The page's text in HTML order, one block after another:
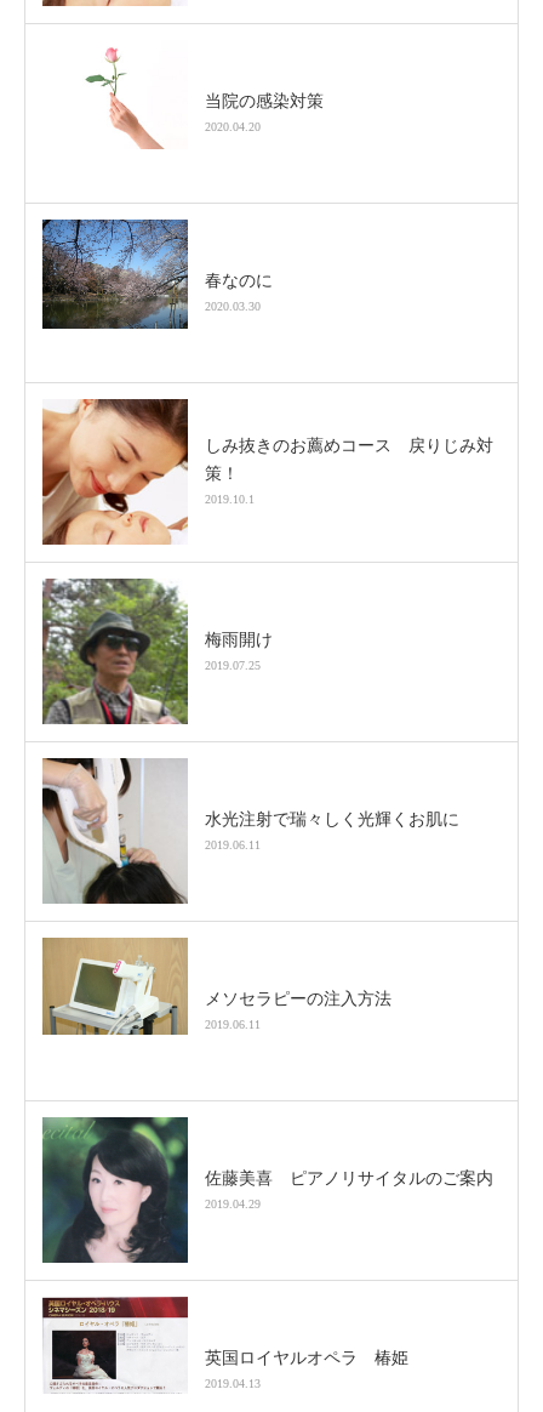
当院の感染対策
2020.04.20
春なのに
2020.03.30
しみ抜きのお薦めコース 戻りじみ対
策！
2019.10.1
梅雨開け
2019.07.25
水光注射で瑞々しく光輝くお肌に
2019.06.11
メソセラピーの注入方法
2019.06.11
佐藤美喜 ピアノリサイタルのご案内
2019.04.29
英国ロイヤルオペラ 椿姫
2019.04.13